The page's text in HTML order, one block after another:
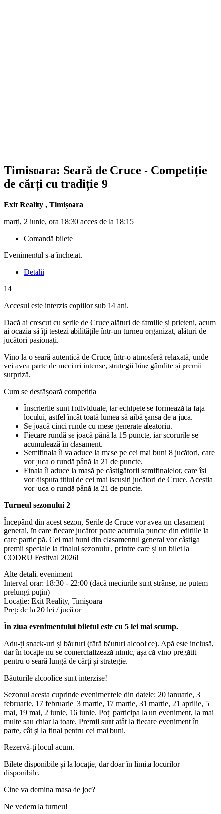
Timisoara: Seară de Cruce - Competiție
de cărți cu tradiție 9
Exit Reality , Timișoara
marți, 2 iunie, ora 18:30 acces de la 18:15
Comandă bilete
Evenimentul s-a încheiat.
Detalii
14
Accesul este interzis copiilor sub 14 ani.
Dacă ai crescut cu serile de Cruce alături de familie și prieteni, acum
ai ocazia să îți testezi abilitățile într-un turneu organizat, alături de
jucători pasionați.
Vino la o seară autentică de Cruce, într-o atmosferă relaxată, unde
vei avea parte de meciuri intense, strategii bine gândite și premii
surpriză.
Cum se desfășoară competiția
Înscrierile sunt individuale, iar echipele se formează la fața
locului, astfel încât toată lumea să aibă șansa de a juca.
Se joacă cinci runde cu mese generate aleatoriu.
Fiecare rundă se joacă până la 15 puncte, iar scorurile se
acumulează în clasament.
Semifinala îi va aduce la mase pe cei mai buni 8 jucători, care
vor juca o rundă până la 21 de puncte.
Finala îi aduce la masă pe câștigătorii semifinalelor, care își
vor disputa titlul de cei mai iscusiți jucători de Cruce. Aceștia
vor juca o rundă până la 21 de puncte.
Turneul sezonului 2
Începând din acest sezon, Serile de Cruce vor avea un clasament
general, în care fiecare jucător poate acumula puncte din edițiile la
care participă. Cei mai buni din clasamentul general vor câștiga
premii speciale la finalul sezonului, printre care și un bilet la
CODRU Festival 2026!
Alte detalii eveniment
Interval orar: 18:30 - 22:00 (dacă meciurile sunt strânse, ne putem
prelungi puțin)
Locație: Exit Reality, Timișoara
Preț: de la 20 lei / jucător
În ziua evenimentului biletul este cu 5 lei mai scump.
Adu-ți snack-uri și băuturi (fără băuturi alcoolice). Apă este inclusă,
dar în locație nu se comercializează nimic, așa că vino pregătit
pentru o seară lungă de cărți și strategie.
Băuturile alcoolice sunt interzise!
Sezonul acesta cuprinde evenimentele din datele: 20 ianuarie, 3
februarie, 17 februarie, 3 martie, 17 martie, 31 martie, 21 aprilie, 5
mai, 19 mai, 2 iunie, 16 iunie. Poți participa la un eveniment, la mai
multe sau chiar la toate. Premii sunt atât la fiecare eveniment în
parte, cât și la final pentru cei mai buni.
Rezervă-ți locul acum.
Bilete disponibile și la locație, dar doar în limita locurilor
disponibile.
Cine va domina masa de joc?
Ne vedem la turneu!